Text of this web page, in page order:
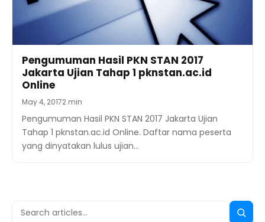
Pengumuman Hasil PKN STAN 2017
Jakarta Ujian Tahap 1 pknstan.ac.id
Online
May 4, 20172 min
Pengumuman Hasil PKN STAN 2017 Jakarta Ujian
Tahap 1 pknstan.ac.id Online. Daftar nama peserta
yang dinyatakan lulus ujian…
Search
Search